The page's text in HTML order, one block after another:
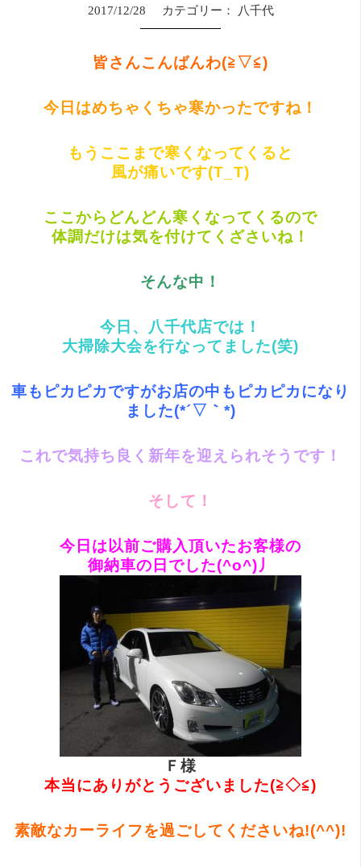
2017/12/28 カテゴリー： 八千代
皆さんこんばんわ(≧▽≦)
今日はめちゃくちゃ寒かったですね！
もうここまで寒くなってくると
風が痛いです(T_T)
ここからどんどん寒くなってくるので
体調だけは気を付けてくざさいね！
そんな中！
今日、八千代店では！
大掃除大会を行なってました(笑)
車もピカピカですがお店の中もピカピカになり
ました(*´▽｀*)
これで気持ち良く新年を迎えられそうです！
そして！
今日は以前ご購入頂いたお客様の
御納車の日でした(^o^)丿
Ｆ様
本当にありがとうございました(≧◇≦)
素敵なカーライフを過ごしてくださいね!(^^)!